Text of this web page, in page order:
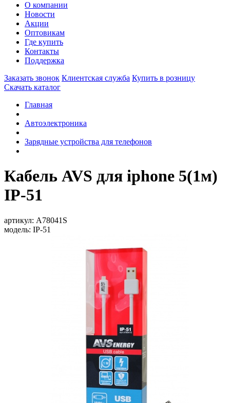
О компании
Новости
Акции
Оптовикам
Где купить
Контакты
Поддержка
Заказать звонок Клиентская служба Купить в розницу
Скачать каталог
Главная
Автоэлектроника
Зарядные устройства для телефонов
Кабель AVS для iphone 5(1м)
IP-51
артикул: A78041S
модель: IP-51